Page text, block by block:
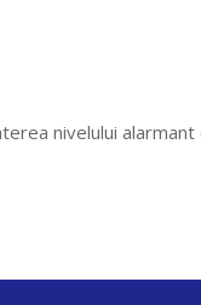
nivelului